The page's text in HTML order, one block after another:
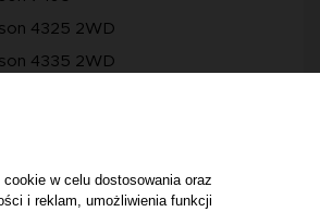
4325 2WD
4335 2WD
4345 4WD
4360 2WD
w celu dostosowania oraz
i reklam, umożliwienia funkcji